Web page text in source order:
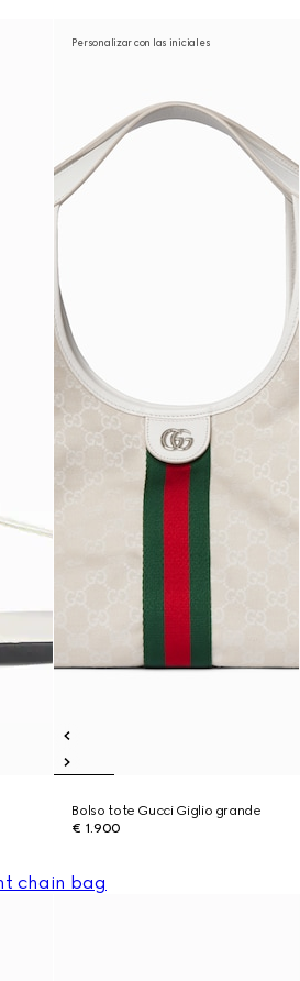
Personalizar con las iniciales
Bolso tote Gucci Giglio grande
€ 1.900